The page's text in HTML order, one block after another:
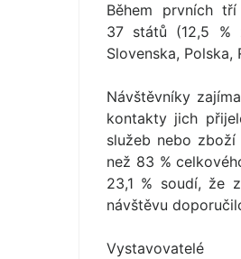
Během prvních
37 států (12,5 %
Slovenska, Polska,
Návštěvníky
kontakty jich
služeb nebo
než 83 %
23,1 % soudí, že
návštěvu
Vystavovatelé